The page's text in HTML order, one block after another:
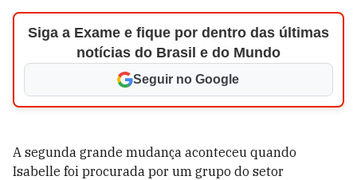
Siga a Exame e fique por dentro das últimas
notícias do Brasil e do Mundo
Seguir no Google
A segunda grande mudança aconteceu quando
Isabelle foi procurada por um grupo do setor